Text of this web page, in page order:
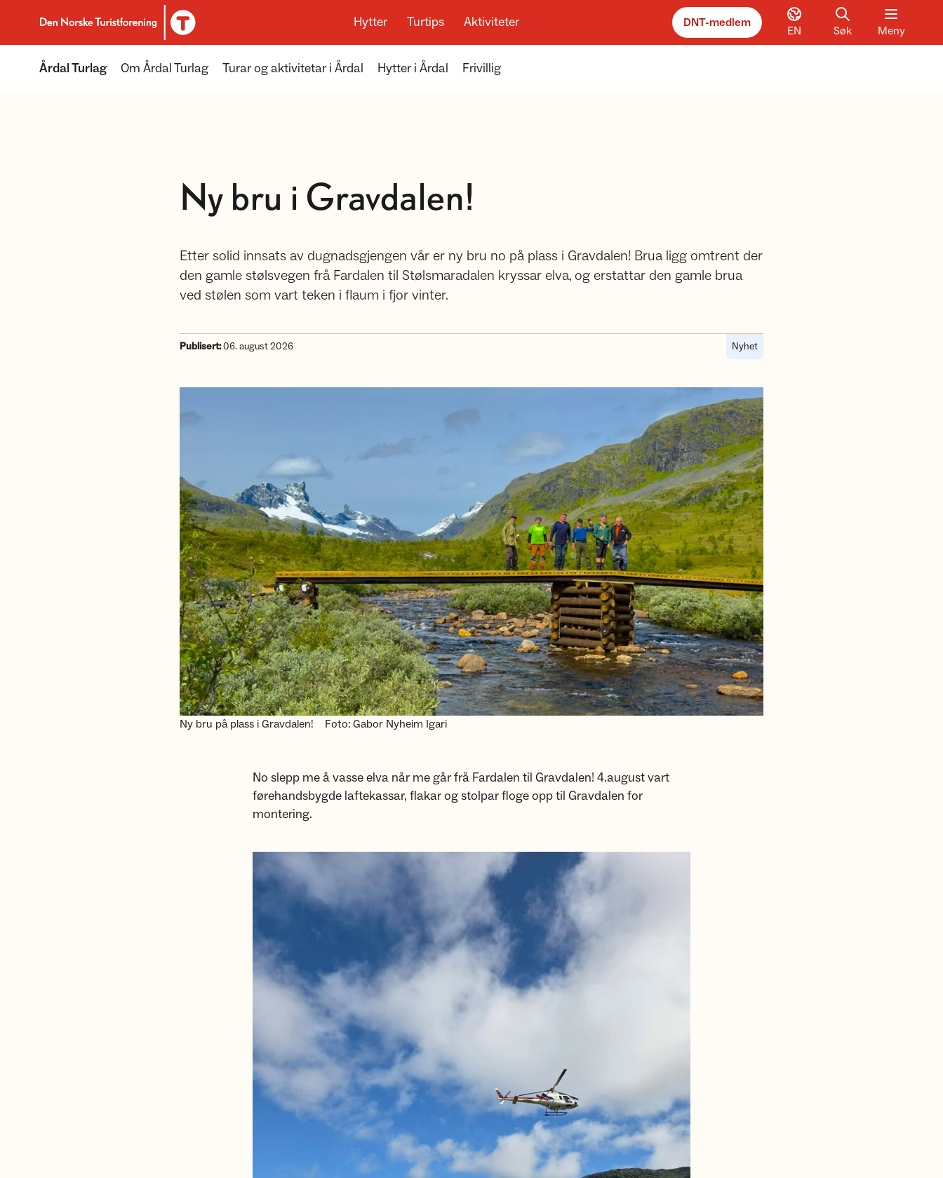
Til DNT.no forside
Hytter Turtips Aktiviteter DNT-medlem
EN Søk Meny
Årdal Turlag Om Årdal Turlag Turar og aktivitetar i Årdal Hytter i Årdal Frivillig
Ny bru i Gravdalen!
Etter solid innsats av dugnadsgjengen vår er ny bru no på plass i Gravdalen! Brua ligg omtrent der
den gamle stølsvegen frå Fardalen til Stølsmaradalen kryssar elva, og erstattar den gamle brua
ved stølen som vart teken i flaum i fjor vinter.
Publisert:06. august 2026 Nyhet
Ny bru på plass i Gravdalen! Foto: Gabor Nyheim Igari
No slepp me å vasse elva når me går frå Fardalen til Gravdalen! 4.august vart
førehandsbygde laftekassar, flakar og stolpar floge opp til Gravdalen for
montering.